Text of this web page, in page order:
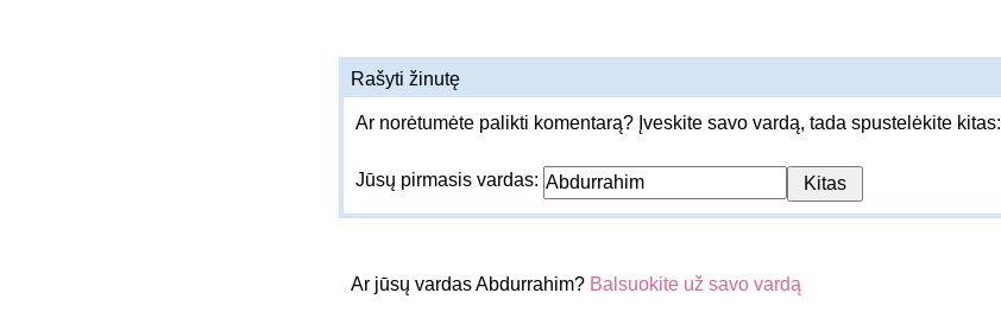
Rašyti žinutę
Ar norėtumėte palikti komentarą? Įveskite savo vardą, tada spustelėkite kitas:
Jūsų pirmasis vardas:
Ar jūsų vardas Abdurrahim? Balsuokite už savo vardą